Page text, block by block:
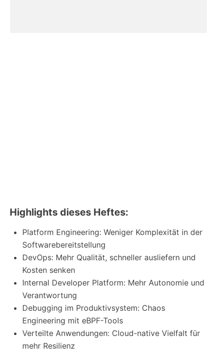
Highlights dieses Heftes:
Platform Engineering: Weniger Komplexität in der
Softwarebereitstellung
DevOps: Mehr Qualität, schneller ausliefern und
Kosten senken
Internal Developer Platform: Mehr Autonomie und
Verantwortung
Debugging im Produktivsystem: Chaos
Engineering mit eBPF-Tools
Verteilte Anwendungen: Cloud-native Vielfalt für
mehr Resilienz